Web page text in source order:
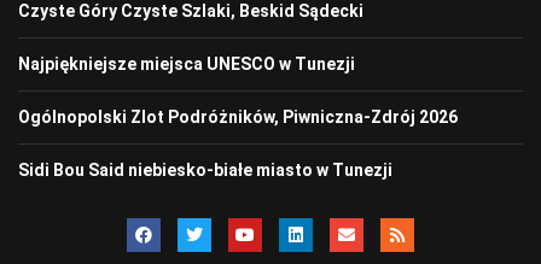
Czyste Góry Czyste Szlaki, Beskid Sądecki
Najpiękniejsze miejsca UNESCO w Tunezji
Ogólnopolski Zlot Podróżników, Piwniczna-Zdrój 2026
Sidi Bou Said niebiesko-białe miasto w Tunezji